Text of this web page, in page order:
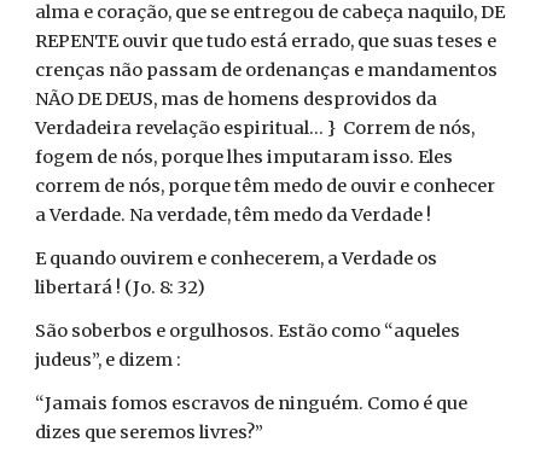
alma e coração, que se entregou de cabeça naquilo, DE
REPENTE ouvir que tudo está errado, que suas teses e
crenças não passam de ordenanças e mandamentos
NÃO DE DEUS, mas de homens desprovidos da
Verdadeira revelação espiritual... } Correm de nós,
fogem de nós, porque lhes imputaram isso. Eles
correm de nós, porque têm medo de ouvir e conhecer
a Verdade. Na verdade, têm medo da Verdade !
E quando ouvirem e conhecerem, a Verdade os
libertará ! (Jo. 8: 32)
São soberbos e orgulhosos. Estão como “aqueles
judeus”, e dizem :
“Jamais fomos escravos de ninguém. Como é que
dizes que seremos livres?”